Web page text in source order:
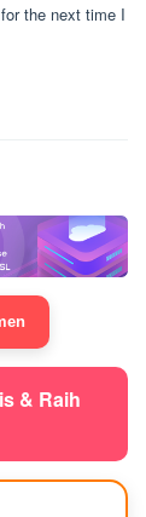
the next time I
& Raih